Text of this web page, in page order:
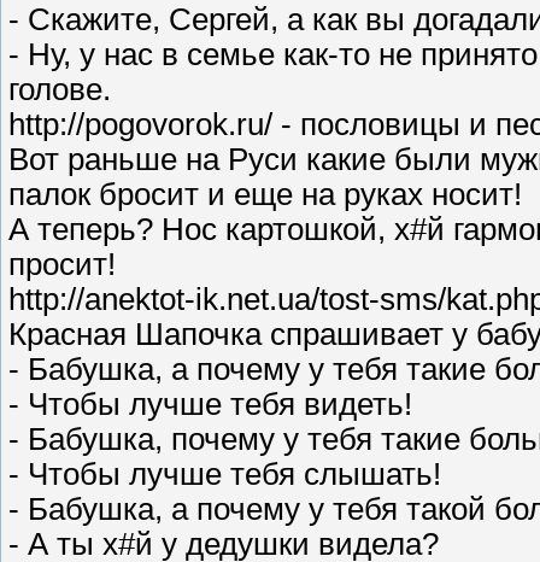
- Скажите, Сергей, а как вы
- Hу, у нас в семье как-то не
голове.
http://pogovorok.ru/ - пословицы и
Вот раньше на Руси какие были
палок бросит и еще на руках носит!
А теперь? Нос картошкой, х#й
просит!
http://anektot-ik.net.ua/tost-sms/
Красная Шапочка спрашивает у
- Бабушка, а почему у тебя такие
- Чтобы лучше тебя видеть!
- Бабушка, почему у тебя такие
- Чтобы лучше тебя слышать!
- Бабушка, а почему у тебя такой
- А ты х#й у дедушки видела?